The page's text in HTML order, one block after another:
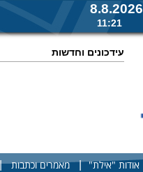
8.8.2026
11:21
עידכונים וחדשות
אודות "אילת" | מאמרים וכתבות |